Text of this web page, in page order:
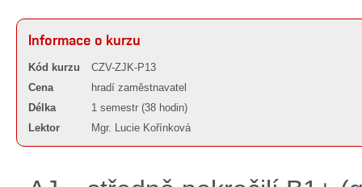
Informace o kurzu
Kód kurzu
CZV-ZJK-P13
Cena
hradí zaměstnavatel
Délka
1 semestr (38 hodin)
Lektor
Mgr. Lucie Kořínková